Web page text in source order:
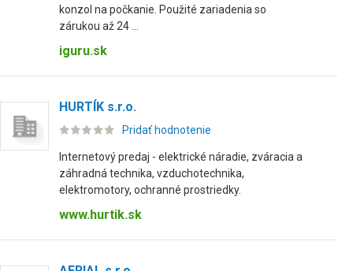
konzol na počkanie. Použité zariadenia so
zárukou až 24 ...
iguru.sk
HURTÍK s.r.o.
Pridať hodnotenie
Internetový predaj - elektrické náradie, zváracia a
záhradná technika, vzduchotechnika,
elektromotory, ochranné prostriedky.
www.hurtik.sk